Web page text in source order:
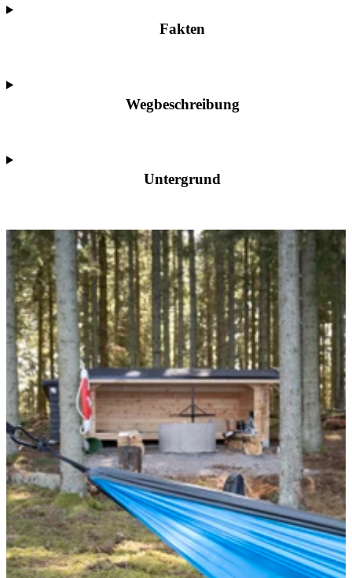
Fakten
Wegbeschreibung
Untergrund
Bildergalerie